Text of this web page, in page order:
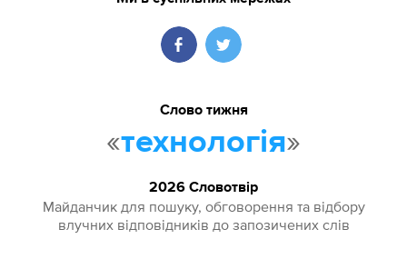
Слово тижня
«технологія»
2026 Словотвір
Майданчик для пошуку, обговорення та відбору
влучних відповідників до запозичених слів